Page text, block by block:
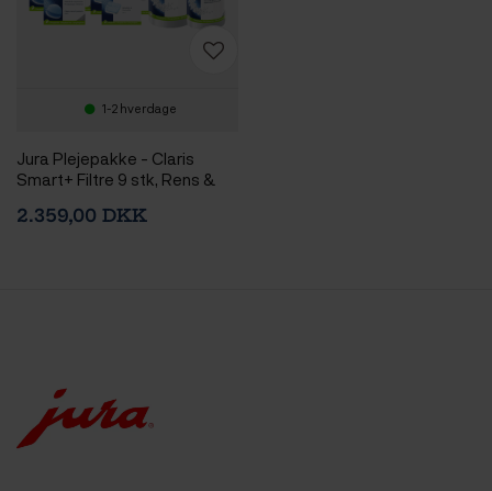
1-2 hverdage
Jura Plejepakke - Claris
Smart+ Filtre 9 stk, Rens &
2.359,00 DKK